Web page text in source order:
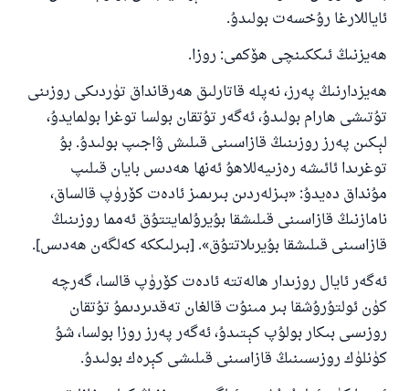
ئاياللارغا رۇخسەت بولىدۇ.
ھەيزنىڭ ئىككىنچى ھۆكمى: روزا.
ھەيزدارنىڭ پەرز، نەپلە قاتارلىق ھەرقانداق تۈردىكى روزىنى
تۇتىشى ھارام بولىدۇ، ئەگەر تۇتقان بولسا توغرا بولمايدۇ،
لېكىن پەرز روزىنىڭ قازاسىنى قىلىش ۋاجىپ بولىدۇ. بۇ
توغرىدا ئائىشە رەزىيەللاھۇ ئەنھا ھەدىس بايان قىلىپ
مۇنداق دەيدۇ: «بىزلەردىن بىرىمىز ئادەت كۆرۈپ قالساق،
نامازنىڭ قازاسىنى قىلىشقا بۇيرۇلمايتتۇق ئەمما روزىنىڭ
قازاسىنى قىلىشقا بۇيرىلاتتۇق». [بىرلىككە كەلگەن ھەدىس].
ئەگەر ئايال روزىدار ھالەتتە ئادەت كۆرۈپ قالسا، گەرچە
كۈن ئولتۇرۇشقا بىر مىنۇت قالغان تەقدىردىمۇ تۇتقان
روزىسى بىكار بولۇپ كېتىدۇ، ئەگەر پەرز روزا بولسا، شۇ
كۈنلۈك روزىسىنىڭ قازاسىنى قىلىشى كېرەك بولىدۇ.